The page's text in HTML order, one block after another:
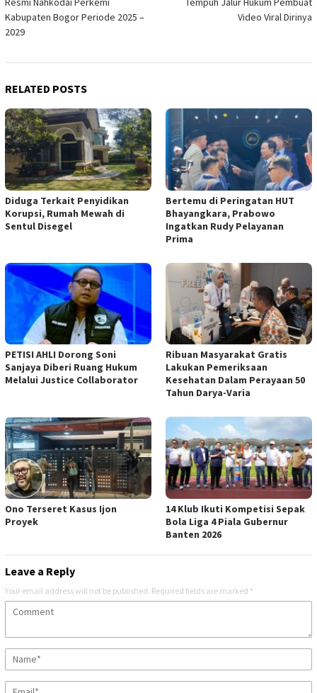
Kabupaten Bogor Periode 2025 –
2029
Video Viral Dirinya
RELATED POSTS
Diduga Terkait Penyidikan
Korupsi, Rumah Mewah di
Sentul Disegel
Bertemu di Peringatan HUT
Bhayangkara, Prabowo
Ingatkan Rudy Pelayanan
Prima
PETISI AHLI Dorong Soni
Sanjaya Diberi Ruang Hukum
Melalui Justice Collaborator
Ribuan Masyarakat Gratis
Lakukan Pemeriksaan
Kesehatan Dalam Perayaan 50
Tahun Darya-Varia
Ono Terseret Kasus Ijon
Proyek
14 Klub Ikuti Kompetisi Sepak
Bola Liga 4 Piala Gubernur
Banten 2026
Leave a Reply
Your email address will not be published. Required fields are marked *